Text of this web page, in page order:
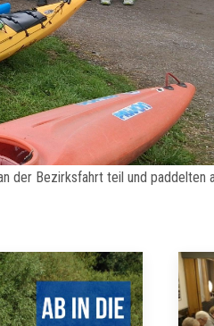
der Bezirksfahrt teil und paddelten